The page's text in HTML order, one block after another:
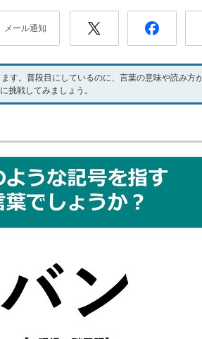
メール通知
す。普段目にしているのに、言葉の意味や読み方
挑戦してみましょう。